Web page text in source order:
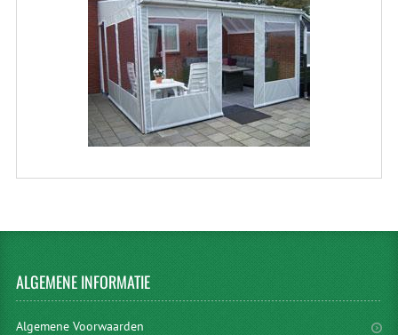
ALGEMENEINFORMATIE
Algemene Voorwaarden